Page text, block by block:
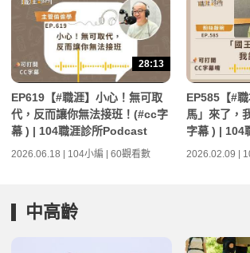
28:13
EP619【#職涯】小心！無可取
代，反而讓你無法接班！(#cc字
幕 ) | 104職涯診所Podcast
2026.06.18 | 104小編 | 60觀看數
EP585【#
馬」來了，
字幕 ) | 104
2026.02.09 |
中高齡